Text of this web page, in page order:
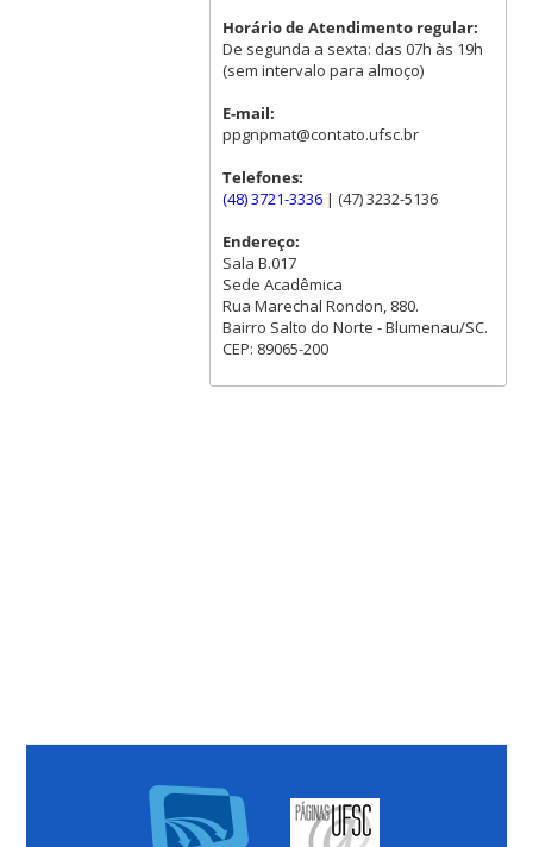
Horário de Atendimento regular:
De segunda a sexta: das 07h às 19h
(sem intervalo para almoço)
E-mail:
ppgnpmat@contato.ufsc.br
Telefones:
(48) 3721-3336| (47) 3232-5136
Endereço:
Sala B.017
Sede Acadêmica
Rua Marechal Rondon, 880.
Bairro Salto do Norte - Blumenau/SC.
CEP: 89065-200